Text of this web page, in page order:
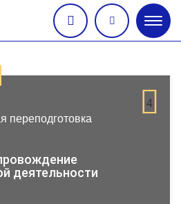
меню
4
переподготовка
деятельности